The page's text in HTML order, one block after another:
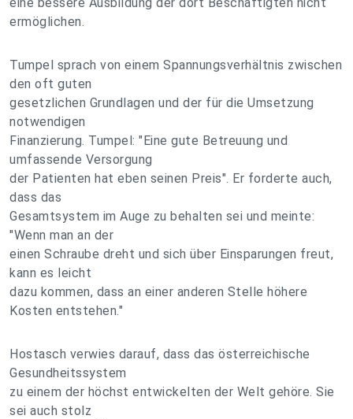
ermöglichen.
Tumpel sprach von einem Spannungsverhältnis zwischen
den oft guten
gesetzlichen Grundlagen und der für die Umsetzung
notwendigen
Finanzierung. Tumpel: "Eine gute Betreuung und
umfassende Versorgung
der Patienten hat eben seinen Preis". Er forderte auch,
dass das
Gesamtsystem im Auge zu behalten sei und meinte:
"Wenn man an der
einen Schraube dreht und sich über Einsparungen freut,
kann es leicht
dazu kommen, dass an einer anderen Stelle höhere
Kosten entstehen."
Hostasch verwies darauf, dass das österreichische
Gesundheitssystem
zu einem der höchst entwickelten der Welt gehöre. Sie
sei auch stolz